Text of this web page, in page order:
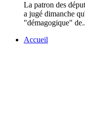
La patron des
a jugé dimanche
"démagogique"
Accueil